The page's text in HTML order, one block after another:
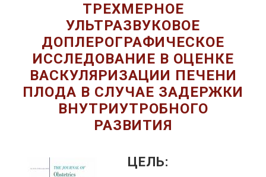
ТРЕХМЕРНОЕ
УЛЬТРАЗВУКОВОЕ
ДОПЛЕРОГРАФИЧЕСКОЕ
ИССЛЕДОВАНИЕ В ОЦЕНКЕ
ВАСКУЛЯРИЗАЦИИ ПЕЧЕНИ
ПЛОДА В СЛУЧАЕ ЗАДЕРЖКИ
ВНУТРИУТРОБНОГО
РАЗВИТИЯ
ЦЕЛЬ: